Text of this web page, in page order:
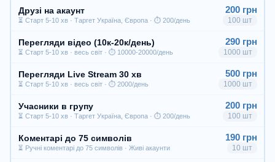
Друзі на акаунт
⏳ Старт 5-10 хв · Таргет Україна, Європа · ⏱ 200/день
200 грн
100 шт
Перегляди відео (10к-20к/день)
⏳ Старт 5-10 хв · весь світ · ⏱ 10000-20000/день
290 грн
1000 шт
Перегляди Live Stream 30 хв
⏳ Старт 5-10 хв · весь світ · ⏱ 2000/день
500 грн
1000 шт
Учасники в групу
⏳ Старт 5-10 хв · Таргет Україна, Європа · ⏱ 200/день
200 грн
100 шт
Коментарі до 75 символів
⏳ Ручні коментарі до 75 символів · Живі акаунти
190 грн
10 шт